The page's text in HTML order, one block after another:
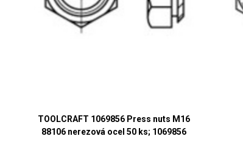
TOOLCRAFT 1069856 Press nuts M16
88106 nerezová ocel 50 ks; 1069856